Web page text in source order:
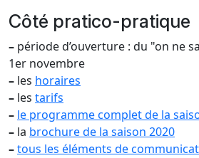
Côté pratico-pratique
– période d’ouverture : du "on ne
1er novembre
– les horaires
– les tarifs
– le programme complet de la
– la brochure de la saison 2020
–tous les éléments de